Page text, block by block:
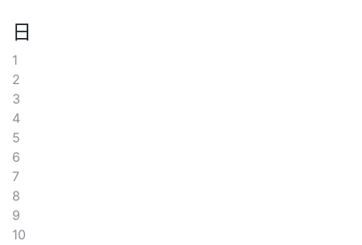
日
1
2
3
4
5
6
7
8
9
10